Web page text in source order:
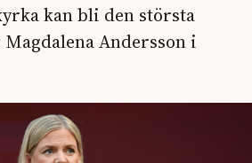
kan bli den största
Andersson i